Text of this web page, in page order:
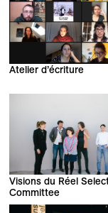
Atelier d’écriture
Visions du Réel
Committee